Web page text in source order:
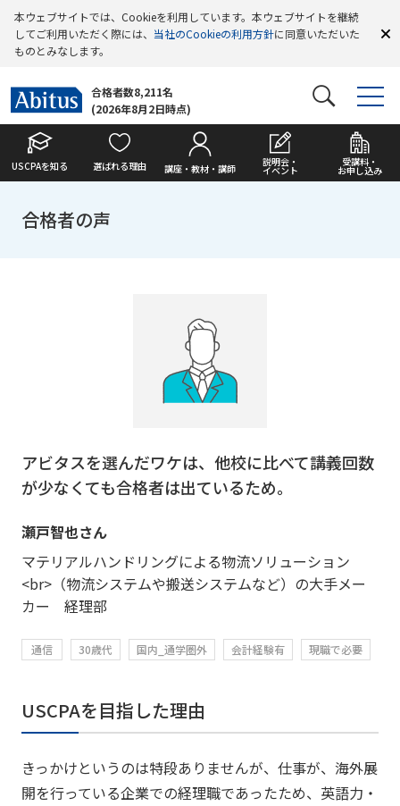
本ウェブサイトでは、Cookieを利用しています。本ウェブサイトを継続
してご利用いただく際には、 当社のCookieの利用方針に同意いただいた
ものとみなします。
合格者数8,211名
(2026年8月2日時点)
USCPAを知る 選ばれる理由 講座・教材・講師
説明会・
イベント
受講料・
お申し込み
合格者の声
アビタスを選んだワケは、他校に比べて講義回数
が少なくても合格者は出ているため。
瀬戸智也さん
マテリアルハンドリングによる物流ソリューション
<br>（物流システムや搬送システムなど）の大手メー
カー 経理部
通信 30歳代 国内_通学圏外 会計経験有 現職で必要
USCPAを目指した理由
きっかけというのは特段ありませんが、仕事が、海外展
開を行っている企業での経理職であったため、英語力・